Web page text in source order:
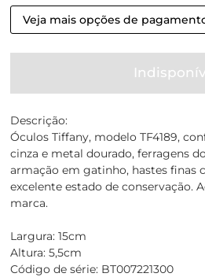
Veja mais opções de
Descrição:
Óculos Tiffany, modelo TF4189,
cinza e metal dourado, ferragens
armação em gatinho, hastes finas
excelente estado de conservação.
marca.
Largura: 15cm
Altura: 5,5cm
Código de série: BT007221300